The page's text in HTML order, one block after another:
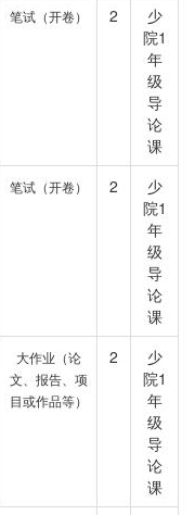
笔试（开卷） 2
少
院1
年
级
导
论
课
笔试（开卷） 2
少
院1
年
级
导
论
课
大作业（论
文、报告、项
目或作品等）
2
少
院1
年
级
导
论
课